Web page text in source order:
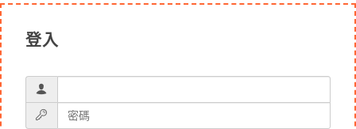
登入